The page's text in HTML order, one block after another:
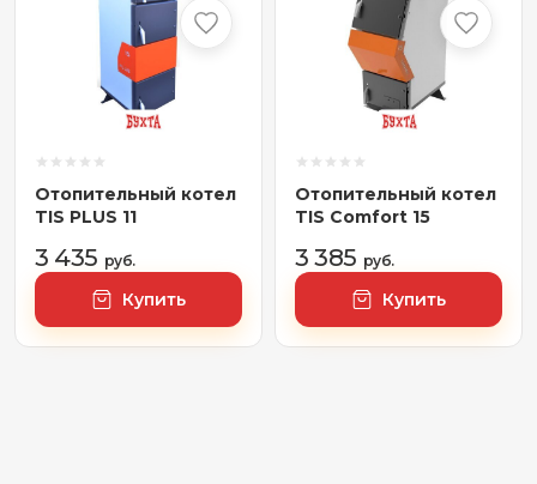
Отопительный котел
TIS PLUS 11
3 435 руб.
Купить
Отопительный котел
TIS Comfort 15
3 385 руб.
Купить